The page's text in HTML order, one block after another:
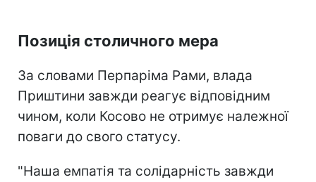
Позиція столичного мера
За словами Перпаріма Рами, влада
Приштини завжди реагує відповідним
чином, коли Косово не отримує належної
поваги до свого статусу.
"Наша емпатія та солідарність завжди